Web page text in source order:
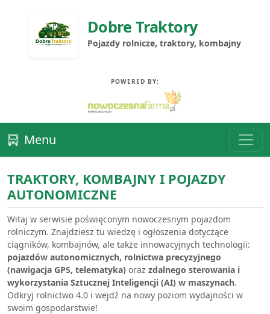
Dobre Traktory
Pojazdy rolnicze, traktory, kombajny
POWERED BY:
Menu
TRAKTORY, KOMBAJNY I POJAZDY
AUTONOMICZNE
Witaj w serwisie poświęconym nowoczesnym pojazdom
rolniczym. Znajdziesz tu wiedzę i ogłoszenia dotyczące
ciągników, kombajnów, ale także innowacyjnych technologii:
pojazdów autonomicznych, rolnictwa precyzyjnego
(nawigacja GPS, telematyka) oraz zdalnego sterowania i
wykorzystania Sztucznej Inteligencji (AI) w maszynach.
Odkryj rolnictwo 4.0 i wejdź na nowy poziom wydajności w
swoim gospodarstwie!